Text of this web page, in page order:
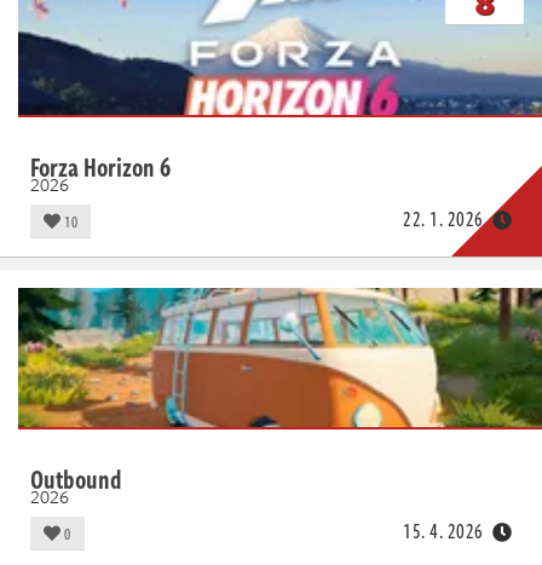
Forza Horizon 6
2026
10 22. 1. 2026
Outbound
2026
0 15. 4. 2026